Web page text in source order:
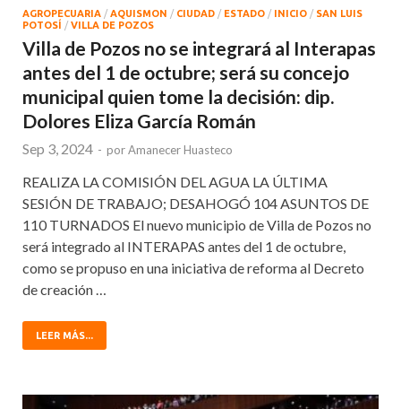
AGROPECUARIA / AQUISMON / CIUDAD / ESTADO / INICIO / SAN LUIS
POTOSÍ / VILLA DE POZOS
Villa de Pozos no se integrará al Interapas
antes del 1 de octubre; será su concejo
municipal quien tome la decisión: dip.
Dolores Eliza García Román
Sep 3, 2024 - porAmanecer Huasteco
REALIZA LA COMISIÓN DEL AGUA LA ÚLTIMA
SESIÓN DE TRABAJO; DESAHOGÓ 104 ASUNTOS DE
110 TURNADOS El nuevo municipio de Villa de Pozos no
será integrado al INTERAPAS antes del 1 de octubre,
como se propuso en una iniciativa de reforma al Decreto
de creación …
LEER MÁS...